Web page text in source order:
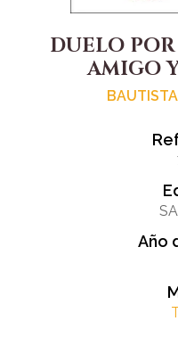
DUELO
AMIGO
Año